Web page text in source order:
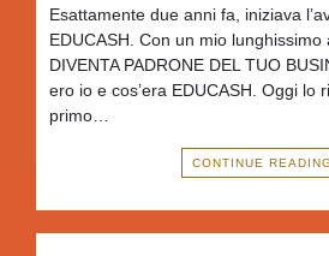
Esattamente due anni fa, iniziava
EDUCASH. Con un mio lunghissimo
DIVENTA PADRONE DEL TUO
ero io e cos’era EDUCASH. Oggi lo
primo…
CONTINUE